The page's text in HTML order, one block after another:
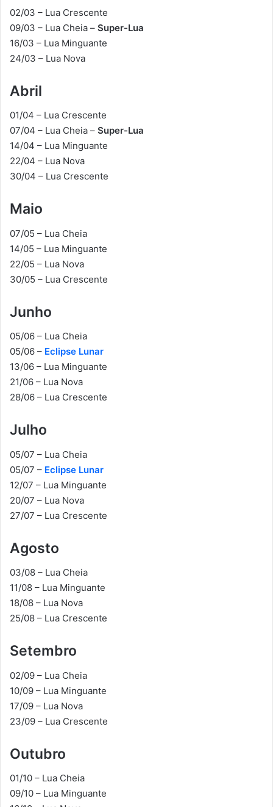
02/03 – Lua Crescente
09/03 – Lua Cheia – Super-Lua
16/03 – Lua Minguante
24/03 – Lua Nova
Abril
01/04 – Lua Crescente
07/04 – Lua Cheia – Super-Lua
14/04 – Lua Minguante
22/04 – Lua Nova
30/04 – Lua Crescente
Maio
07/05 – Lua Cheia
14/05 – Lua Minguante
22/05 – Lua Nova
30/05 – Lua Crescente
Junho
05/06 – Lua Cheia
05/06 – Eclipse Lunar
13/06 – Lua Minguante
21/06 – Lua Nova
28/06 – Lua Crescente
Julho
05/07 – Lua Cheia
05/07 – Eclipse Lunar
12/07 – Lua Minguante
20/07 – Lua Nova
27/07 – Lua Crescente
Agosto
03/08 – Lua Cheia
11/08 – Lua Minguante
18/08 – Lua Nova
25/08 – Lua Crescente
Setembro
02/09 – Lua Cheia
10/09 – Lua Minguante
17/09 – Lua Nova
23/09 – Lua Crescente
Outubro
01/10 – Lua Cheia
09/10 – Lua Minguante